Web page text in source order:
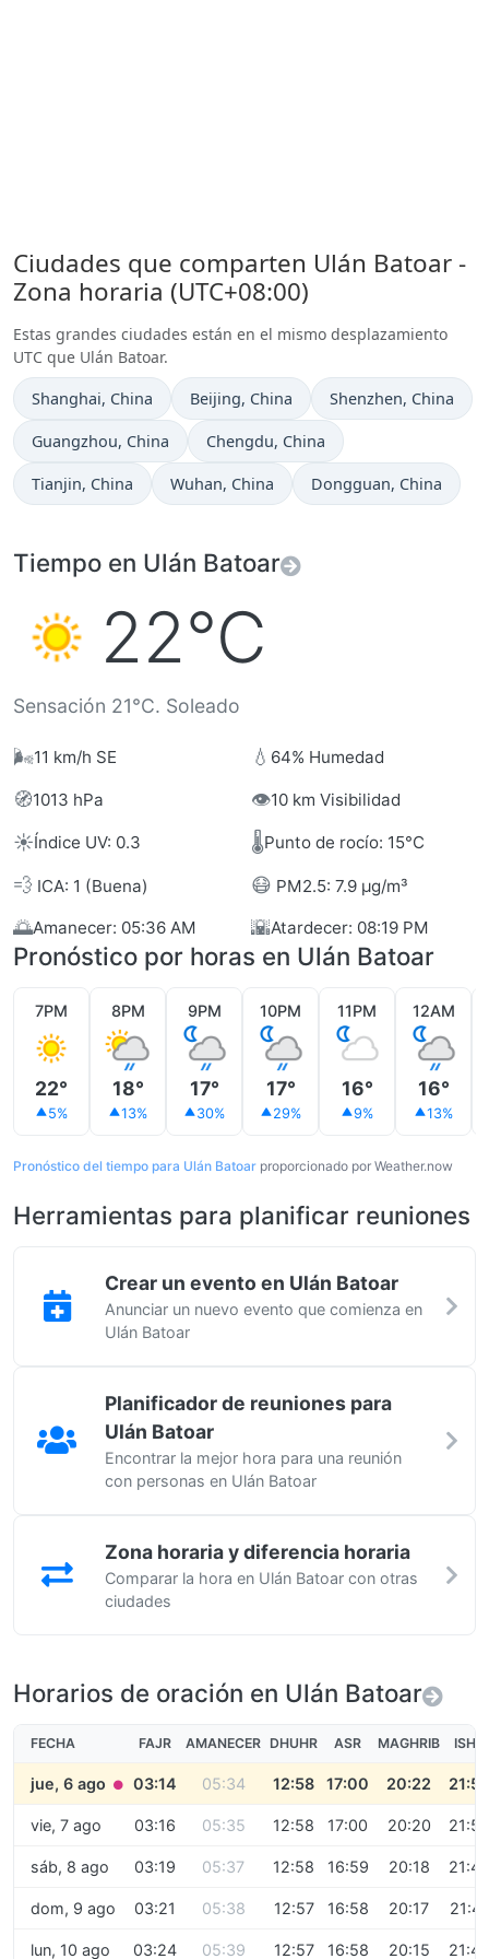
Ciudades que comparten Ulán Batoar -
Zona horaria (UTC+08:00)
Estas grandes ciudades están en el mismo desplazamiento
UTC que Ulán Batoar.
Hora actual en
Shanghai, China Hora actual en
Beijing, China Hora actual en
Shenzhen, China
Hora actual en
Guangzhou, China Hora actual en
Chengdu, China
Hora actual en
Tianjin, China Hora actual en
Wuhan, China Hora actual en
Dongguan, China
Tiempo en Ulán Batoar
22°C
Sensación 21°C. Soleado
🌬️11 km/h SE 💧 64% Humedad
🧭1013 hPa 👁️10 km Visibilidad
☀️Índice UV: 0.3 🌡️Punto de rocío: 15°C
💨 ICA: 1 (Buena) 😷 PM2.5: 7.9 µg/m³
🌅Amanecer: 05:36 AM 🌇Atardecer: 08:19 PM
Pronóstico por horas en Ulán Batoar
7PM
22°
5%
8PM
18°
13%
9PM
17°
30%
10PM
17°
29%
11PM
16°
9%
12AM
16°
13%
Pronóstico del tiempo para Ulán Batoar proporcionado por Weather.now
Herramientas para planificar reuniones
Crear un evento en Ulán Batoar
Anunciar un nuevo evento que comienza en
Ulán Batoar
Planificador de reuniones para
Ulán Batoar
Encontrar la mejor hora para una reunión
con personas en Ulán Batoar
Zona horaria y diferencia horaria
Comparar la hora en Ulán Batoar con otras
ciudades
Horarios de oración en Ulán Batoar
FECHA FAJR AMANECER DHUHR ASR MAGHRIB ISHA
jue, 6 ago ● 03:14 05:34 12:58 17:00 20:22 21:52
vie, 7 ago 03:16 05:35 12:58 17:00 20:20 21:50
sáb, 8 ago 03:19 05:37 12:58 16:59 20:18 21:48
dom, 9 ago 03:21 05:38 12:57 16:58 20:17 21:47
lun, 10 ago 03:24 05:39 12:57 16:58 20:15 21:45